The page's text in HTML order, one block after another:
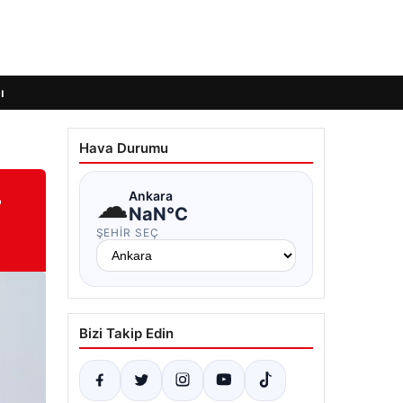
Hava Durumu
☁Ankara
NaN°C
ŞEHIR SEÇ
Bizi Takip Edin